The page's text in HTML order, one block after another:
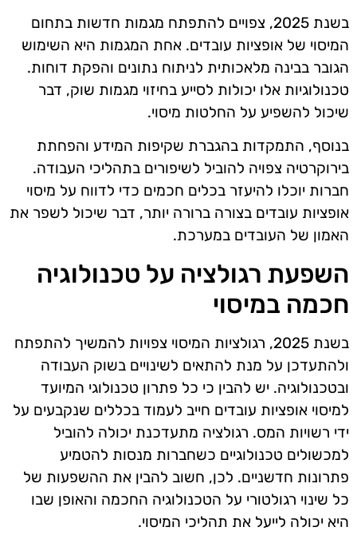
בשנת 2025, צפויים להתפתח מגמות חדשות בתחום
המיסוי של אופציות עובדים. אחת המגמות היא השימוש
הגובר בבינה מלאכותית לניתוח נתונים והפקת דוחות.
טכנולוגיות אלו יכולות לסייע בחיזוי מגמות שוק, דבר
שיכול להשפיע על החלטות מיסוי.
בנוסף, התמקדות בהגברת שקיפות המידע והפחתת
בירוקרטיה צפויה להוביל לשיפורים בתהליכי העבודה.
חברות יוכלו להיעזר בכלים חכמים כדי לדווח על מיסוי
אופציות עובדים בצורה ברורה יותר, דבר שיכול לשפר את
האמון של העובדים במערכת.
השפעת רגולציה על טכנולוגיה
חכמה במיסוי
בשנת 2025, רגולציות המיסוי צפויות להמשיך להתפתח
ולהתעדכן על מנת להתאים לשינויים בשוק העבודה
ובטכנולוגיה. יש להבין כי כל פתרון טכנולוגי המיועד
למיסוי אופציות עובדים חייב לעמוד בכללים שנקבעים על
ידי רשויות המס. רגולציה מתעדכנת יכולה להוביל
למכשולים טכנולוגיים כשחברות מנסות להטמיע
פתרונות חדשניים. לכן, חשוב להבין את ההשפעות של
כל שינוי רגולטורי על הטכנולוגיה החכמה והאופן שבו
היא יכולה לייעל את תהליכי המיסוי.